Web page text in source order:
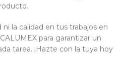
la calidad en tus trabajos en
para garantizar un
tarea. ¡Hazte con la tuya hoy